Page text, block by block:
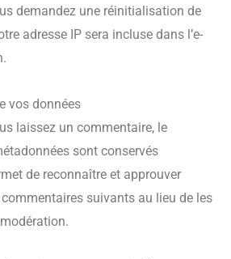
demandez une réinitialisation de
adresse IP sera incluse dans l’e-
vos données
laissez un commentaire, le
sont conservés
de reconnaître et approuver
suivants au lieu de les